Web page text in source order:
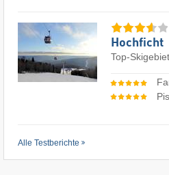
Hochficht
Top-Skigebiet
Alle Testberichte